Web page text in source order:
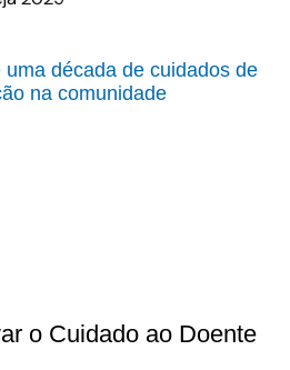
década de cuidados de
na comunidade
o Cuidado ao Doente